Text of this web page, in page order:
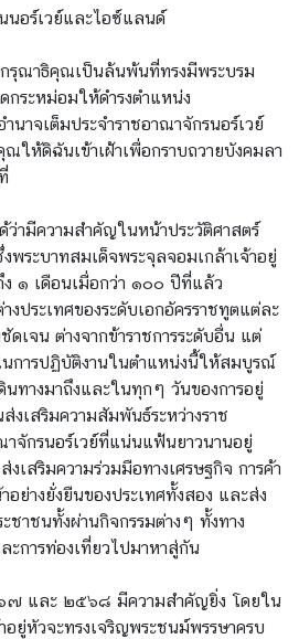
นอร์เวย์และไอซ์แลนด์
รุณาธิคุณเป็นล้นพ้นที่ทรงมีพระบรม
กระหม่อมให้ดำรงตำแหน่ง
นาจเต็มประจำราชอาณาจักรนอร์เวย์
ให้ดิฉันเข้าเฝ้าเพื่อกราบถวายบังคมลา
ว่ามีความสำคัญในหน้าประวัติศาสตร์
พระบาทสมเด็จพระจุลจอมเกล้าเจ้าอยู่
ง ๑ เดือนเมื่อกว่า ๑๐๐ ปีที่แล้ว
งประเทศของระดับเอกอัครราชทูตแต่ละ
ดเจน ต่างจากข้าราชการระดับอื่น แต่
การปฏิบัติงานในตำแหน่งนี้ให้สมบูรณ์
ทางมาถึงและในทุกๆ วันของการอยู่
เสริมความสัมพันธ์ระหว่างราช
จักรนอร์เวย์ที่แน่นแฟ้นยาวนานอยู่
เสริมความร่วมมือทางเศรษฐกิจ การค้า
อย่างยั่งยืนของประเทศทั้งสอง และส่ง
ชาชนทั้งผ่านกิจกรรมต่างๆ ทั้งทาง
การท่องเที่ยวไปมาหาสู่กัน
และ ๒๕๖๘ มีความสำคัญยิ่ง โดยใน
ยู่หัวจะทรงเจริญพระชนม์พรรษาครบ